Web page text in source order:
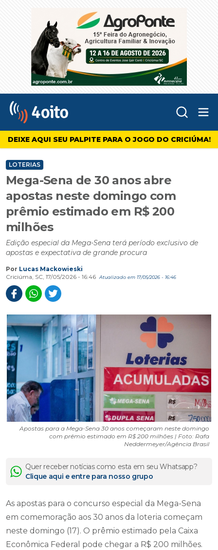
4oito
DEIXE AQUI SEU PALPITE PARA O JOGO DO CRICIÚMA!
LOTERIAS
Mega-Sena de 30 anos abre
apostas neste domingo com
prêmio estimado em R$ 200
milhões
Edição especial da Mega-Sena terá período exclusivo de
apostas e expectativa de grande procura
Por Lucas Mackowieski
Criciúma, SC, 17/05/2026 - 16:46
Atualizado em 17/05/2026 - 16:46
Apostas para a Mega-Sena 30 anos começaram neste domingo
com prêmio estimado em R$ 200 milhões | Foto: Rafa
Neddermeyer/Agência Brasil
Quer receber notícias como esta em seu Whatsapp?
Clique aqui e entre para nosso grupo
As apostas para o concurso especial da Mega-Sena
em comemoração aos 30 anos da loteria começam
neste domingo (17). O prêmio estimado pela Caixa
Econômica Federal pode chegar a R$ 200 milhões.